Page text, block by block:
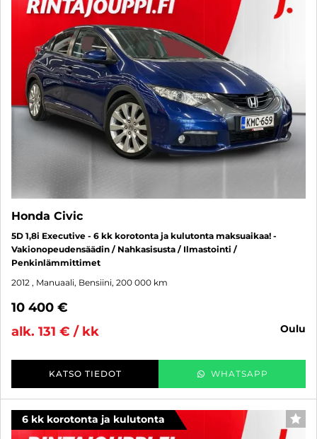
Honda Civic
5D 1,8i Executive - 6 kk korotonta ja kulutonta maksuaikaa! -
Vakionopeudensäädin / Nahkasisusta / Ilmastointi /
Penkinlämmittimet
2012 , Manuaali, Bensiini, 200 000 km
10 400 €
alk. 131 € / kk
oulu
KATSO TIEDOT WHATSAPP
6 kk korotonta ja kulutonta